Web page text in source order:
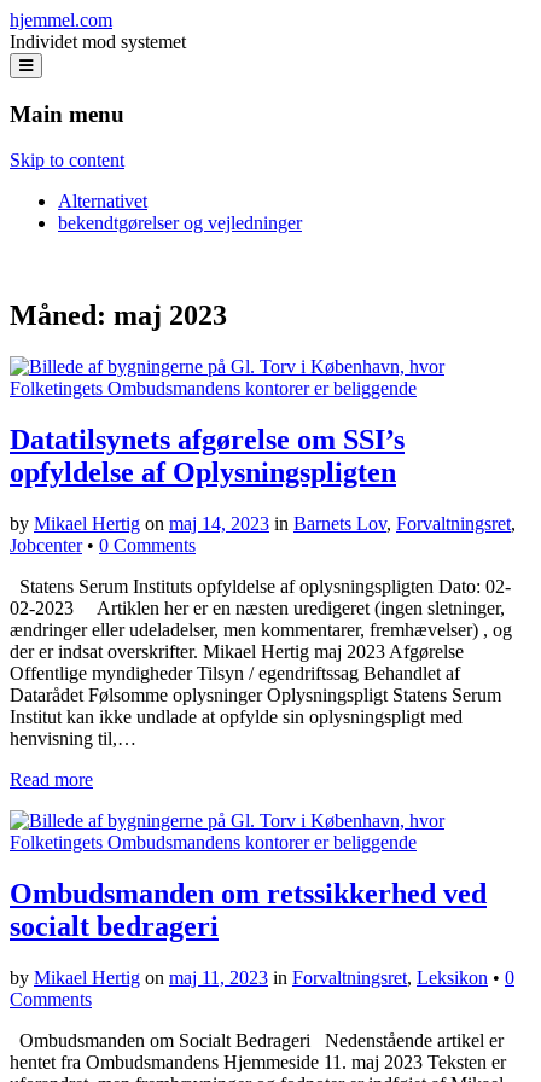
hjemmel.com
Individet mod systemet
Main menu
Skip to content
Alternativet
bekendtgørelser og vejledninger
Måned: maj 2023
Datatilsynets afgørelse om SSI’s
opfyldelse af Oplysningspligten
by Mikael Hertig on maj 14, 2023 in Barnets Lov, Forvaltningsret,
Jobcenter• 0 Comments
Statens Serum Instituts opfyldelse af oplysningspligten Dato: 02-
02-2023 Artiklen her er en næsten uredigeret (ingen sletninger,
ændringer eller udeladelser, men kommentarer, fremhævelser) , og
der er indsat overskrifter. Mikael Hertig maj 2023 Afgørelse
Offentlige myndigheder Tilsyn / egendriftssag Behandlet af
Datarådet Følsomme oplysninger Oplysningspligt Statens Serum
Institut kan ikke undlade at opfylde sin oplysningspligt med
henvisning til,…
Read more
Ombudsmanden om retssikkerhed ved
socialt bedrageri
by Mikael Hertig on maj 11, 2023 in Forvaltningsret, Leksikon • 0
Comments
Ombudsmanden om Socialt Bedrageri Nedenstående artikel er
hentet fra Ombudsmandens Hjemmeside 11. maj 2023 Teksten er